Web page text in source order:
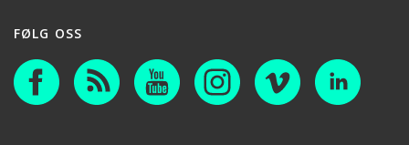
FØLG OSS